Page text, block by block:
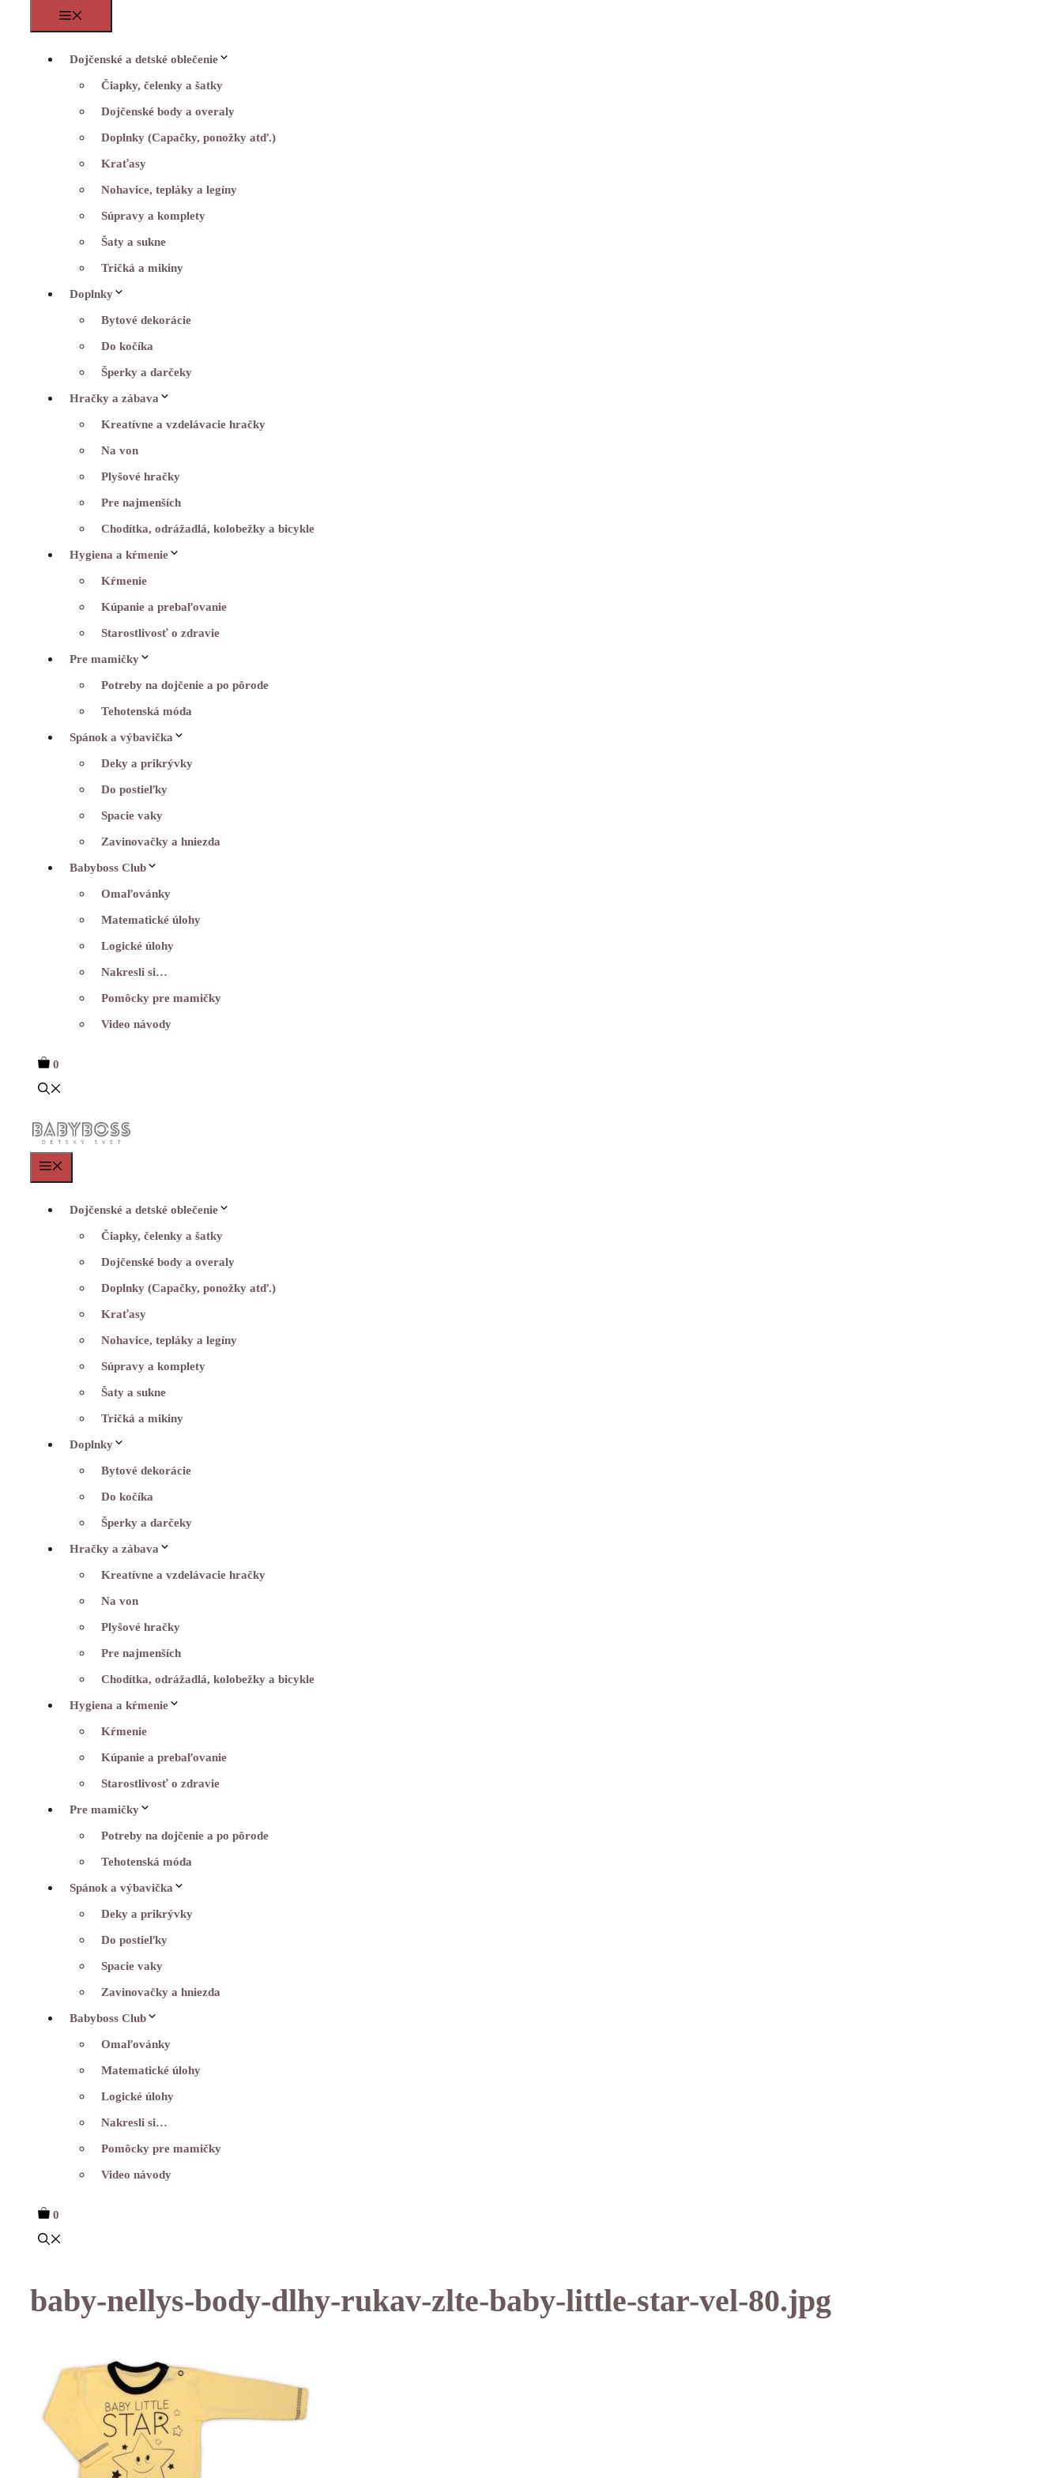
Dojčenské a detské oblečenie
Čiapky, čelenky a šatky
Dojčenské body a overaly
Doplnky (Capačky, ponožky atď.)
Kraťasy
Nohavice, tepláky a legíny
Súpravy a komplety
Šaty a sukne
Tričká a mikiny
Doplnky
Bytové dekorácie
Do kočíka
Šperky a darčeky
Hračky a zábava
Kreatívne a vzdelávacie hračky
Na von
Plyšové hračky
Pre najmenších
Chodítka, odrážadlá, kolobežky a bicykle
Hygiena a kŕmenie
Kŕmenie
Kúpanie a prebaľovanie
Starostlivosť o zdravie
Pre mamičky
Potreby na dojčenie a po pôrode
Tehotenská móda
Spánok a výbavička
Deky a prikrývky
Do postieľky
Spacie vaky
Zavinovačky a hniezda
Babyboss Club
Omaľovánky
Matematické úlohy
Logické úlohy
Nakresli si…
Pomôcky pre mamičky
Video návody
0
Dojčenské a detské oblečenie
Čiapky, čelenky a šatky
Dojčenské body a overaly
Doplnky (Capačky, ponožky atď.)
Kraťasy
Nohavice, tepláky a legíny
Súpravy a komplety
Šaty a sukne
Tričká a mikiny
Doplnky
Bytové dekorácie
Do kočíka
Šperky a darčeky
Hračky a zábava
Kreatívne a vzdelávacie hračky
Na von
Plyšové hračky
Pre najmenších
Chodítka, odrážadlá, kolobežky a bicykle
Hygiena a kŕmenie
Kŕmenie
Kúpanie a prebaľovanie
Starostlivosť o zdravie
Pre mamičky
Potreby na dojčenie a po pôrode
Tehotenská móda
Spánok a výbavička
Deky a prikrývky
Do postieľky
Spacie vaky
Zavinovačky a hniezda
Babyboss Club
Omaľovánky
Matematické úlohy
Logické úlohy
Nakresli si…
Pomôcky pre mamičky
Video návody
0
baby-nellys-body-dlhy-rukav-zlte-baby-little-star-vel-80.jpg